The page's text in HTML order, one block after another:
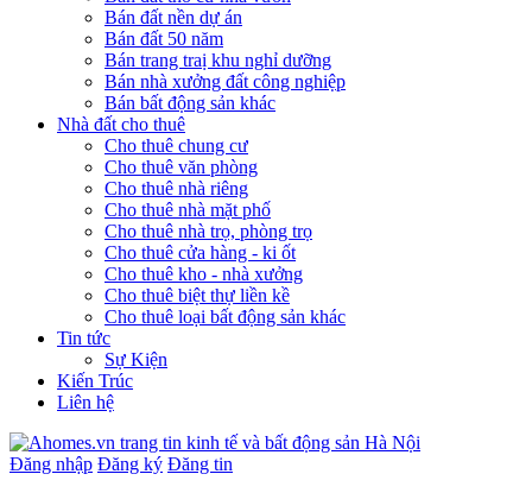
Bán đất nền dự án
Bán đất 50 năm
Bán trang traị khu nghỉ dưỡng
Bán nhà xưởng đất công nghiệp
Bán bất động sản khác
Nhà đất cho thuê
Cho thuê chung cư
Cho thuê văn phòng
Cho thuê nhà riêng
Cho thuê nhà mặt phố
Cho thuê nhà trọ, phòng trọ
Cho thuê cửa hàng - ki ốt
Cho thuê kho - nhà xưởng
Cho thuê biệt thự liền kề
Cho thuê loại bất động sản khác
Tin tức
Sự Kiện
Kiến Trúc
Liên hệ
Đăng nhập Đăng ký Đăng tin